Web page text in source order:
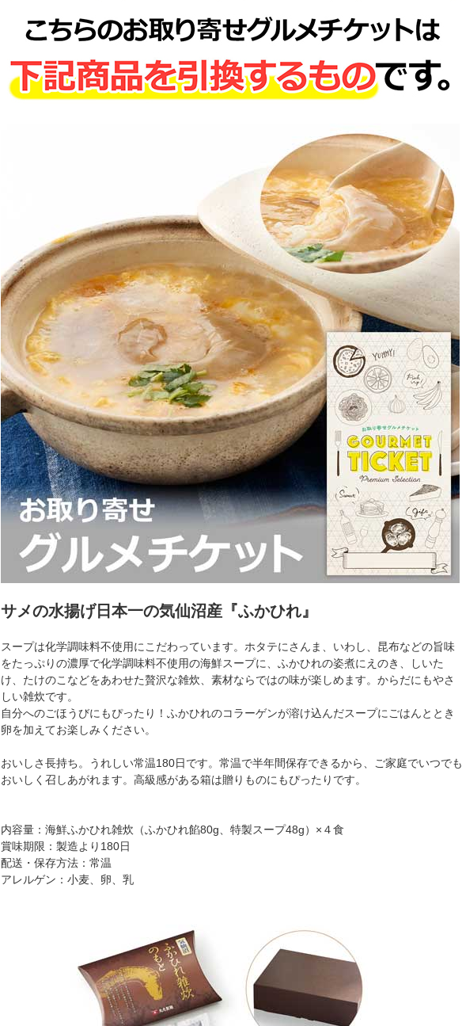
サメの水揚げ日本一の気仙沼産『ふかひれ』
スープは化学調味料不使用にこだわっています。ホタテにさんま、いわし、昆布などの旨味
をたっぷりの濃厚で化学調味料不使用の海鮮スープに、ふかひれの姿煮にえのき、しいた
け、たけのこなどをあわせた贅沢な雑炊、素材ならではの味が楽しめます。からだにもやさ
しい雑炊です。
自分へのごほうびにもぴったり！ふかひれのコラーゲンが溶け込んだスープにごはんととき
卵を加えてお楽しみください。
おいしさ長持ち。うれしい常温180日です。常温で半年間保存できるから、ご家庭でいつでも
おいしく召しあがれます。高級感がある箱は贈りものにもぴったりです。
内容量：海鮮ふかひれ雑炊（ふかひれ餡80g、特製スープ48g）×４食
賞味期限：製造より180日
配送・保存方法：常温
アレルゲン：小麦、卵、乳